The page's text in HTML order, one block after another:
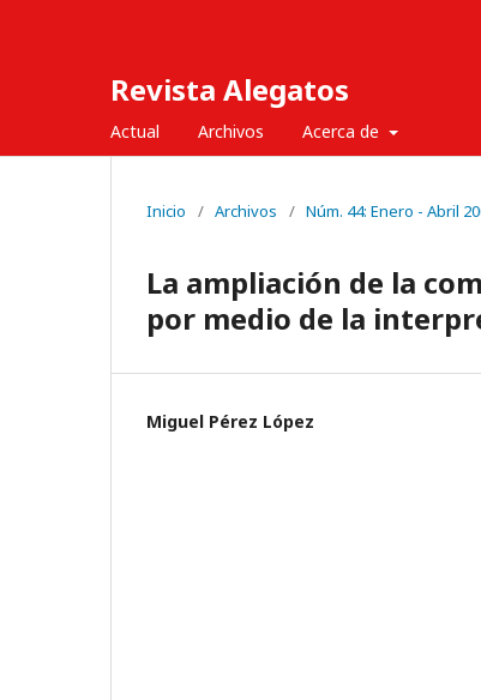
Revista Alegatos
Actual Archivos Acerca de
Inicio / Archivos / Núm. 44: Enero - Abril
La ampliación de la
por medio de la
Miguel Pérez López